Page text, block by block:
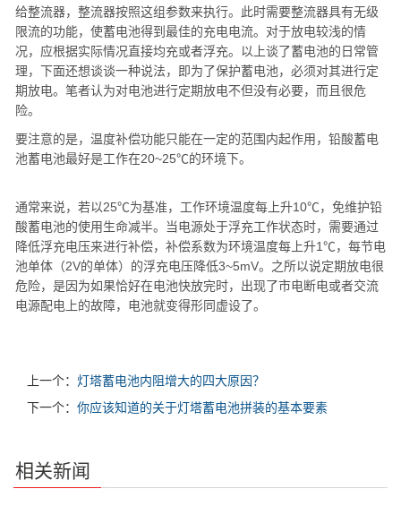
给整流器，整流器按照这组参数来执行。此时需要整流器具有无级
限流的功能，使蓄电池得到最佳的充电电流。对于放电较浅的情
况，应根据实际情况直接均充或者浮充。以上谈了蓄电池的日常管
理，下面还想谈谈一种说法，即为了保护蓄电池，必须对其进行定
期放电。笔者认为对电池进行定期放电不但没有必要，而且很危
险。
要注意的是，温度补偿功能只能在一定的范围内起作用，铅酸蓄电
池蓄电池最好是工作在20~25℃的环境下。
通常来说，若以25℃为基准，工作环境温度每上升10℃，免维护铅
酸蓄电池的使用生命减半。当电源处于浮充工作状态时，需要通过
降低浮充电压来进行补偿，补偿系数为环境温度每上升1℃，每节电
池单体（2V的单体）的浮充电压降低3~5mV。之所以说定期放电很
危险，是因为如果恰好在电池快放完时，出现了市电断电或者交流
电源配电上的故障，电池就变得形同虚设了。
上一个： 灯塔蓄电池内阻增大的四大原因？
下一个： 你应该知道的关于灯塔蓄电池拼装的基本要素
相关新闻